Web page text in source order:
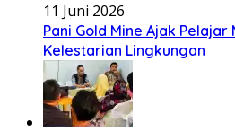
11 Juni 2026
Pani Gold Mine Ajak
Kelestarian Lingkungan